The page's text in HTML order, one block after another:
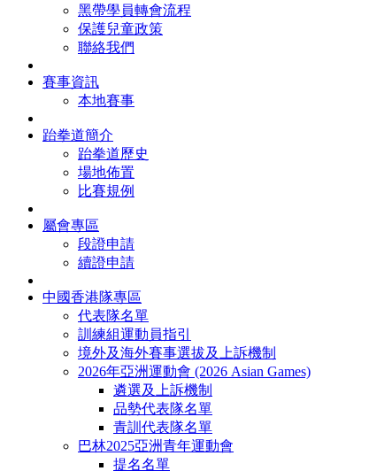
黑帶學員轉會流程
保護兒童政策
聯絡我們
賽事資訊
本地賽事
跆拳道簡介
跆拳道歷史
場地佈置
比賽規例
屬會專區
段證申請
續證申請
中國香港隊專區
代表隊名單
訓練組運動員指引
境外及海外賽事選拔及上訴機制
2026年亞洲運動會 (2026 Asian Games)
遴選及上訴機制
品勢代表隊名單
青訓代表隊名單
巴林2025亞洲青年運動會
提名名單